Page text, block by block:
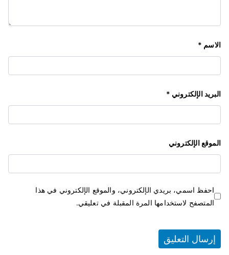
الاسم *
البريد الإلكتروني *
الموقع الإلكتروني
احفظ اسمي، بريدي الإلكتروني، والموقع الإلكتروني في هذا
المتصفح لاستخدامها المرة المقبلة في تعليقي.